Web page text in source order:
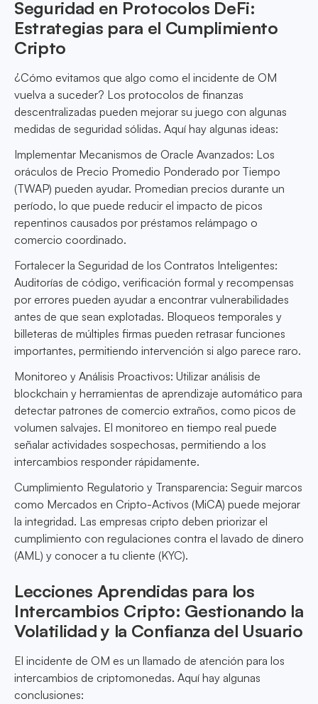
Seguridad en Protocolos DeFi:
Estrategias para el Cumplimiento
Cripto
¿Cómo evitamos que algo como el incidente de OM
vuelva a suceder? Los protocolos de finanzas
descentralizadas pueden mejorar su juego con algunas
medidas de seguridad sólidas. Aquí hay algunas ideas:
Implementar Mecanismos de Oracle Avanzados: Los
oráculos de Precio Promedio Ponderado por Tiempo
(TWAP) pueden ayudar. Promedian precios durante un
período, lo que puede reducir el impacto de picos
repentinos causados por préstamos relámpago o
comercio coordinado.
Fortalecer la Seguridad de los Contratos Inteligentes:
Auditorías de código, verificación formal y recompensas
por errores pueden ayudar a encontrar vulnerabilidades
antes de que sean explotadas. Bloqueos temporales y
billeteras de múltiples firmas pueden retrasar funciones
importantes, permitiendo intervención si algo parece raro.
Monitoreo y Análisis Proactivos: Utilizar análisis de
blockchain y herramientas de aprendizaje automático para
detectar patrones de comercio extraños, como picos de
volumen salvajes. El monitoreo en tiempo real puede
señalar actividades sospechosas, permitiendo a los
intercambios responder rápidamente.
Cumplimiento Regulatorio y Transparencia: Seguir marcos
como Mercados en Cripto-Activos (MiCA) puede mejorar
la integridad. Las empresas cripto deben priorizar el
cumplimiento con regulaciones contra el lavado de dinero
(AML) y conocer a tu cliente (KYC).
Lecciones Aprendidas para los
Intercambios Cripto: Gestionando la
Volatilidad y la Confianza del Usuario
El incidente de OM es un llamado de atención para los
intercambios de criptomonedas. Aquí hay algunas
conclusiones: